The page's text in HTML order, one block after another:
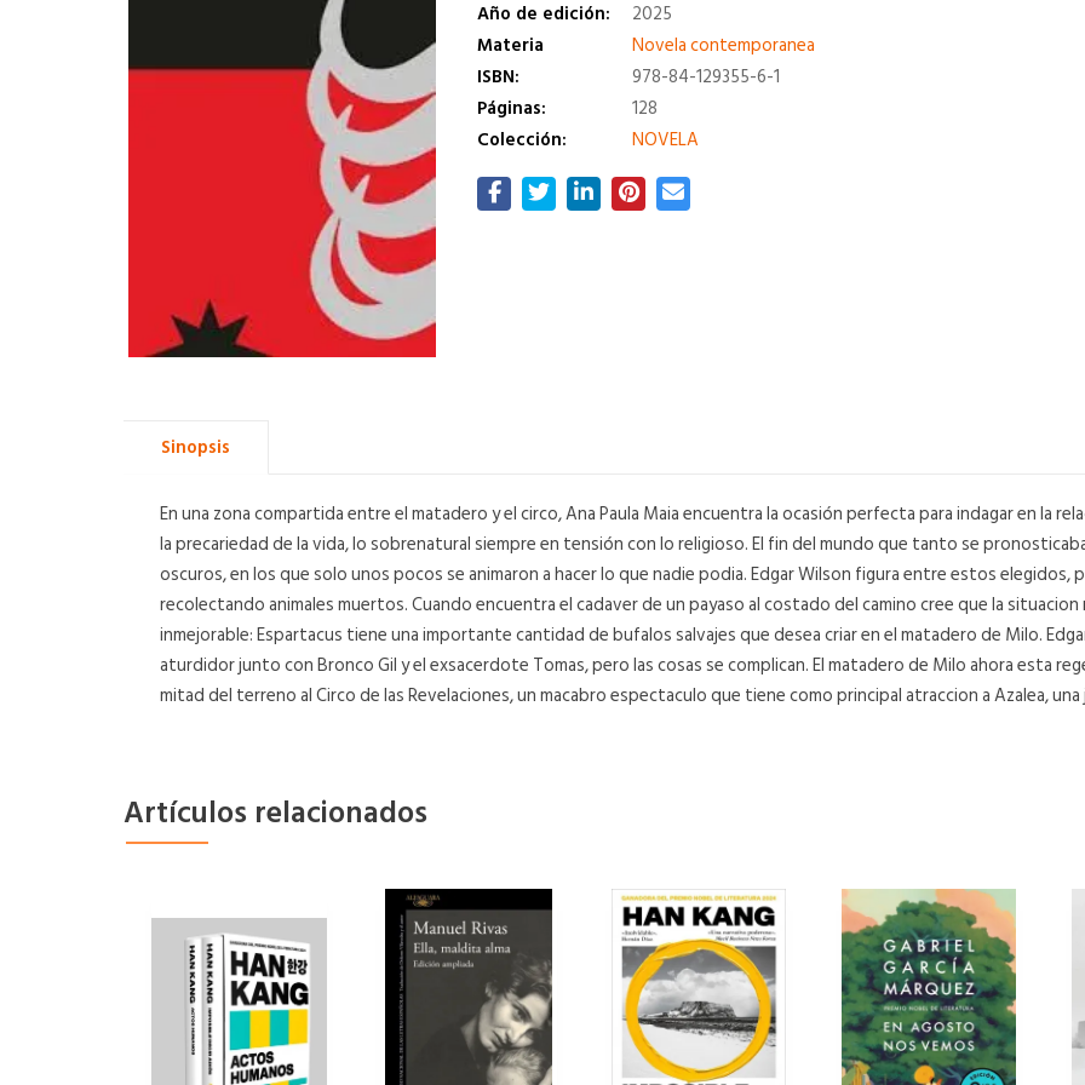
Año de edición:
2025
Materia
Novela contemporanea
ISBN:
978-84-129355-6-1
Páginas:
128
Colección:
NOVELA
Sinopsis
En una zona compartida entre el matadero y el circo, Ana Paula Maia encuentra la ocasión perfecta para indagar en la
la precariedad de la vida, lo sobrenatural siempre en tensión con lo religioso. El fin del mundo que tanto se
oscuros, en los que solo unos pocos se animaron a hacer lo que nadie podia. Edgar Wilson figura entre estos elegidos,
recolectando animales muertos. Cuando encuentra el cadaver de un payaso al costado del camino cree que la
inmejorable: Espartacus tiene una importante cantidad de bufalos salvajes que desea criar en el matadero de Milo.
aturdidor junto con Bronco Gil y el exsacerdote Tomas, pero las cosas se complican. El matadero de Milo ahora esta
mitad del terreno al Circo de las Revelaciones, un macabro espectaculo que tiene como principal atraccion a Azalea,
Artículos relacionados